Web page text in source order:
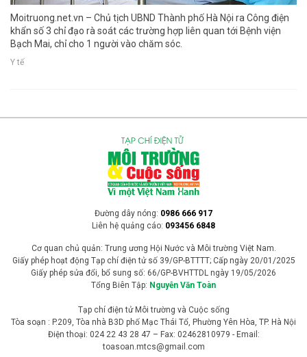
Moitruong.net.vn – Chủ tịch UBND Thành phố Hà Nội ra Công điện
khẩn số 3 chỉ đạo rà soát các trường hợp liên quan tới Bệnh viện
Bạch Mai, chỉ cho 1 người vào chăm sóc.
Y tế
Đường dây nóng: 0986 666 917
Liên hệ quảng cáo: 093456 6848
Cơ quan chủ quản: Trung ương Hội Nước và Môi trường Việt Nam.
Giấy phép hoạt động Tạp chí điện tử số 39/GP-BTTTT; Cấp ngày 20/01/2025
Giấy phép sửa đổi, bổ sung số: 66/GP-BVHTTDL ngày 19/05/2026
Tổng Biên Tập: Nguyễn Văn Toàn
Tạp chí điện tử Môi trường và Cuộc sống
Tòa soạn : P.209, Tòa nhà B3D phố Mạc Thái Tổ, Phường Yên Hòa, TP. Hà Nội
Điện thoại: 024 22 43 28 47 – Fax: 02462810979 - Email:
toasoan.mtcs@gmail.com